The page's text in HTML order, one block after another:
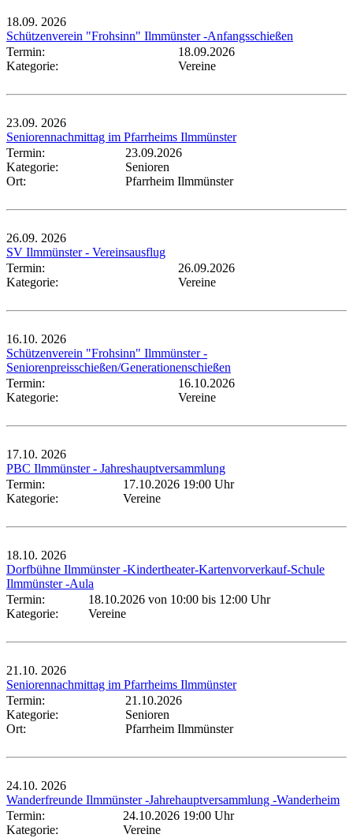
18.09. 2026
Schützenverein "Frohsinn" Ilmmünster -Anfangsschießen
Termin:
18.09.2026
Kategorie:
Vereine
23.09. 2026
Seniorennachmittag im Pfarrheims Ilmmünster
Termin:
23.09.2026
Kategorie:
Senioren
Ort:
Pfarrheim Ilmmünster
26.09. 2026
SV Ilmmünster - Vereinsausflug
Termin:
26.09.2026
Kategorie:
Vereine
16.10. 2026
Schützenverein "Frohsinn" Ilmmünster -
Seniorenpreisschießen/Generationenschießen
Termin:
16.10.2026
Kategorie:
Vereine
17.10. 2026
PBC Ilmmünster - Jahreshauptversammlung
Termin:
17.10.2026 19:00 Uhr
Kategorie:
Vereine
18.10. 2026
Dorfbühne Ilmmünster -Kindertheater-Kartenvorverkauf-Schule
Ilmmünster -Aula
Termin:
18.10.2026 von 10:00 bis 12:00 Uhr
Kategorie:
Vereine
21.10. 2026
Seniorennachmittag im Pfarrheims Ilmmünster
Termin:
21.10.2026
Kategorie:
Senioren
Ort:
Pfarrheim Ilmmünster
24.10. 2026
Wanderfreunde Ilmmünster -Jahrehauptversammlung -Wanderheim
Termin:
24.10.2026 19:00 Uhr
Kategorie:
Vereine